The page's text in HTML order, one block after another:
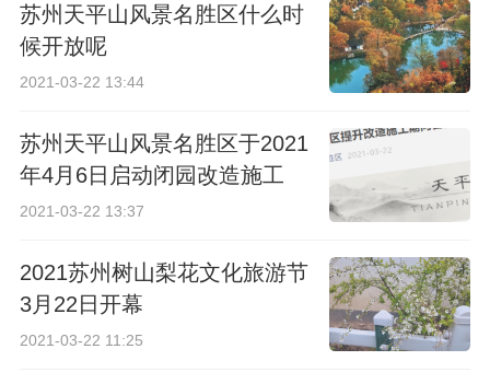
苏州天平山风景名胜区什么时
候开放呢
2021-03-22 13:44
苏州天平山风景名胜区于2021
年4月6日启动闭园改造施工
2021-03-22 13:37
2021苏州树山梨花文化旅游节
3月22日开幕
2021-03-22 11:25